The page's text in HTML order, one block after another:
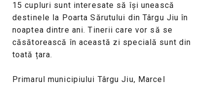
15 cupluri sunt interesate să își unească
destinele la Poarta Sărutului din Târgu Jiu în
noaptea dintre ani. Tinerii care vor să se
căsătorească în această zi specială sunt din
toată țara.
Primarul municipiului Târgu Jiu, Marcel